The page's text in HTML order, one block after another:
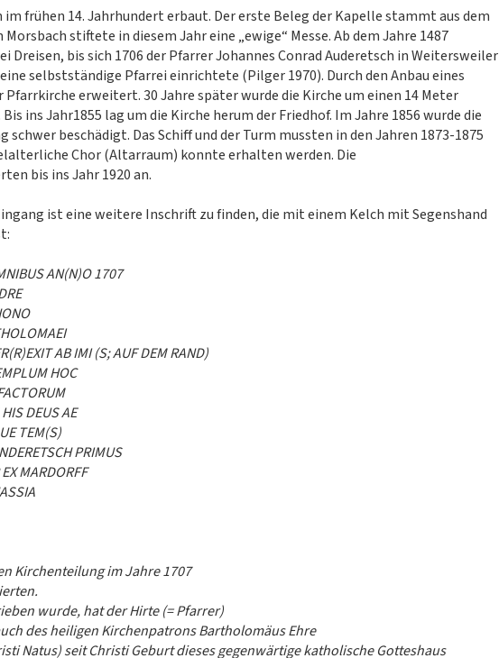
frühen 14. Jahrhundert erbaut. Der erste Beleg der Kapelle stammt aus dem
stiftete in diesem Jahr eine „ewige“ Messe. Ab dem Jahre 1487
Dreisen, bis sich 1706 der Pfarrer Johannes Conrad Auderetsch in Weitersweiler
selbstständige Pfarrei einrichtete (Pilger 1970). Durch den Anbau eines
Pfarrkirche erweitert. 30 Jahre später wurde die Kirche um einen 14 Meter
ins Jahr1855 lag um die Kirche herum der Friedhof. Im Jahre 1856 wurde die
beschädigt. Das Schiff und der Turm mussten in den Jahren 1873-1875
Chor (Altarraum) konnte erhalten werden. Die
bis ins Jahr 1920 an.
ist eine weitere Inschrift zu finden, die mit einem Kelch mit Segenshand
AN(N)O 1707
AB IMI (S; AUF DEM RAND)
HOC
DEUS AE
TEM(S)
PRIMUS
MARDORFF
Kirchenteilung im Jahre 1707
wurde, hat der Hirte (= Pfarrer)
des heiligen Kirchenpatrons Bartholomäus Ehre
Natus) seit Christi Geburt dieses gegenwärtige katholische Gotteshaus